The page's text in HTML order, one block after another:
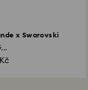
x Swarovski